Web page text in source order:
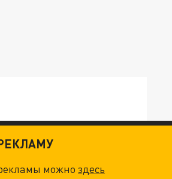
"ЖИВЫЕ ДРОНЫ"
можноздесь